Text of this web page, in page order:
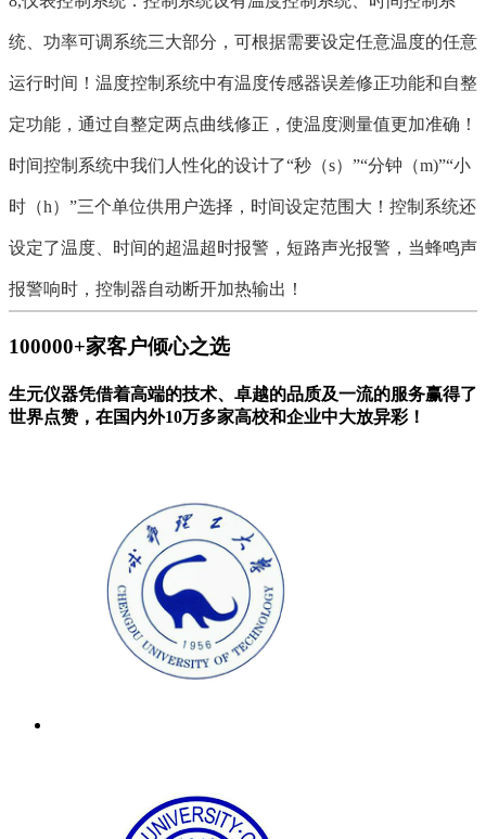
统、功率可调系统三大部分，可根据需要设定任意温度的任意
运行时间！温度控制系统中有温度传感器误差修正功能和自整
定功能，通过自整定两点曲线修正，使温度测量值更加准确！
时间控制系统中我们人性化的设计了“秒（s）”“分钟（m)”“小
时（h）”三个单位供用户选择，时间设定范围大！控制系统还
设定了温度、时间的超温超时报警，短路声光报警，当蜂鸣声
报警响时，控制器自动断开加热输出！
100000+家客户倾心之选
生元仪器凭借着高端的技术、卓越的品质及一流的服务赢得了
世界点赞，在国内外10万多家高校和企业中大放异彩！